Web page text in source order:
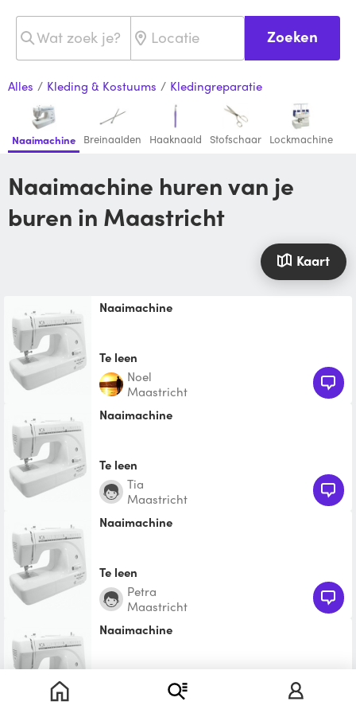
Zoeken
Alles / Kleding & Kostuums / Kledingreparatie
Naaimachine Breinaalden Haaknaald Stofschaar Lockmachine
Naaimachine huren van je
buren in Maastricht
Kaart
Naaimachine
Te leen
Noel
Maastricht
Naaimachine
Te leen
Tia
Maastricht
Naaimachine
Te leen
Petra
Maastricht
Naaimachine